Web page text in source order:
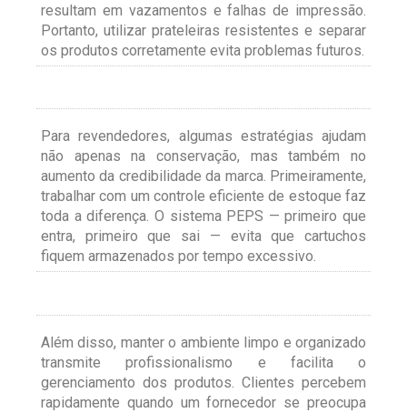
resultam em vazamentos e falhas de impressão.
Portanto, utilizar prateleiras resistentes e separar
os produtos corretamente evita problemas futuros.
Para revendedores, algumas estratégias ajudam
não apenas na conservação, mas também no
aumento da credibilidade da marca. Primeiramente,
trabalhar com um controle eficiente de estoque faz
toda a diferença. O sistema PEPS — primeiro que
entra, primeiro que sai — evita que cartuchos
fiquem armazenados por tempo excessivo.
Além disso, manter o ambiente limpo e organizado
transmite profissionalismo e facilita o
gerenciamento dos produtos. Clientes percebem
rapidamente quando um fornecedor se preocupa